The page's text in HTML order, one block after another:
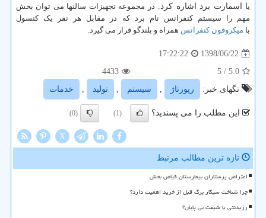
یا اسمارت برد اشاره کرد. در مجموعه تجهیزات سالنها می توان بخش
مهم را سیستم کنفرانس نام برد که در مقابل هر نفر یک کنسول
با میکروفون کنفرانس همراه و بلندگو قرار می گیرد.
1398/06/22
17:22:22
5.0
/ 5
4433
تگهای خبر:
رپورتاژ , سیستم , تولید , خدمات
این مطلب را می پسندید؟ (1)
(0)
X
تازه ترین مطالب مرتبط
اعتراض پرستاران بیمارستان فیاض بخش
چرا شناخت سیگار برگ قبل از خرید اهمیت دارد؟
رزیدنتی یا شیفت بی پایان؟